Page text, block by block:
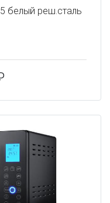
белый реш.сталь